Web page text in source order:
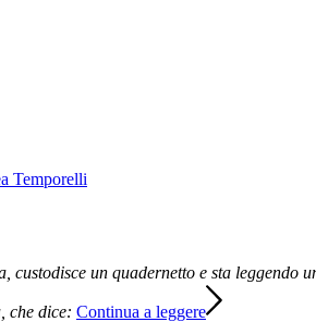
Temporelli
un quadernetto e sta
che dice: Continua a leggere